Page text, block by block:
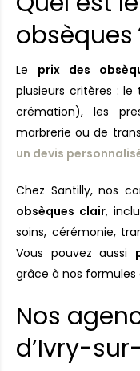
obsèques
Le prix des
plusieurs critères :
crémation), les
marbrerie ou de
un devis
Chez Santilly, nos
obsèques clair,
soins, cérémonie,
Vous pouvez aussi
grâce à nos
Nos
d’Ivry-